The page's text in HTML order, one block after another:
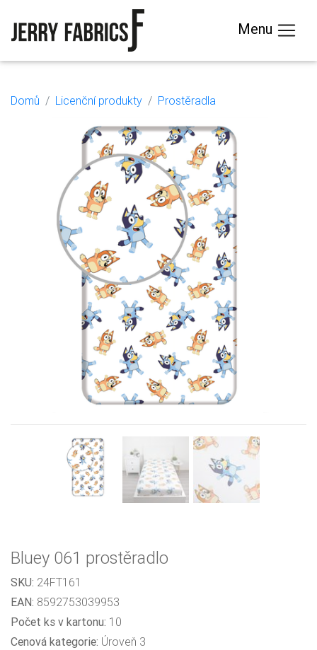
Menu
Domů Licenční produkty Prostěradla
Bluey 061 prostěradlo
SKU: 24FT161
EAN: 8592753039953
Počet ks v kartonu: 10
Cenová kategorie: Úroveň 3